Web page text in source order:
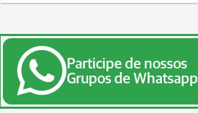
Participe de nossos
Grupos de Whatsapp